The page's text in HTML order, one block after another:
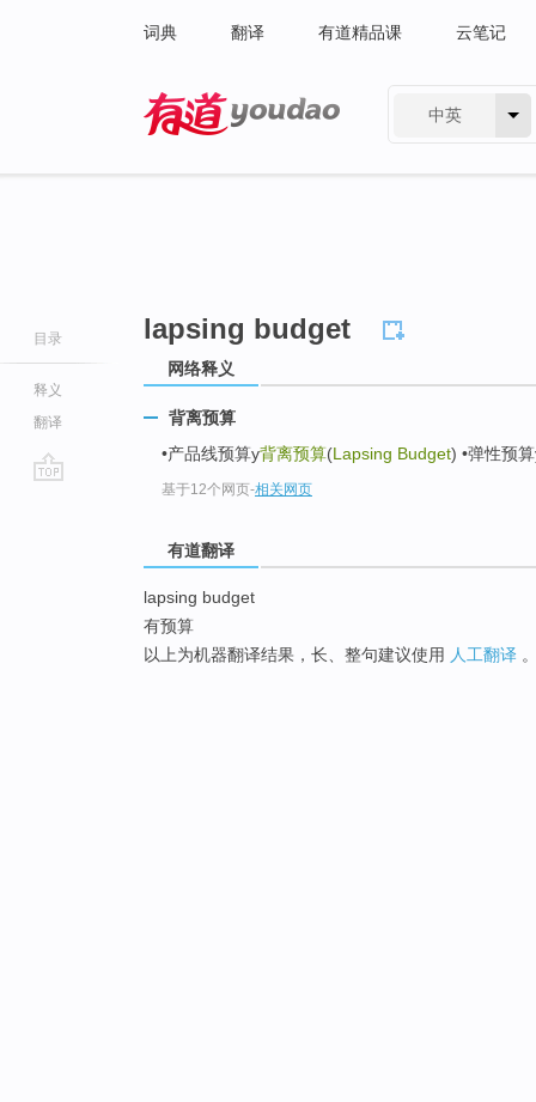
词典 翻译 有道精品课 云笔记
中英
目录
释义
翻译
lapsing budget
网络释义
背离预算
•产品线预算y背离预算(Lapsing Budget) •弹性预
基于12个网页-相关网页
有道翻译
lapsing budget
有预算
以上为机器翻译结果，长、整句建议使用 人工翻译